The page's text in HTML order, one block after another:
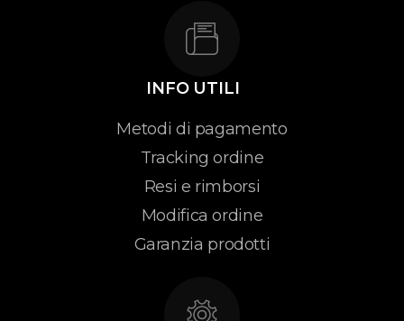
INFO UTILI
Metodi di pagamento
Tracking ordine
Resi e rimborsi
Modifica ordine
Garanzia prodotti